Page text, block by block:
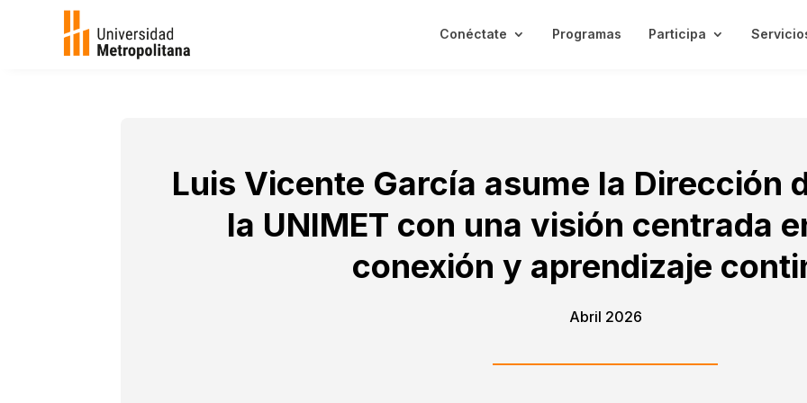
Conéctate Programas Participa
Luis Vicente García asume la Dirección
la UNIMET con una visión centrada
conexión y aprendizaje
Abril 2026